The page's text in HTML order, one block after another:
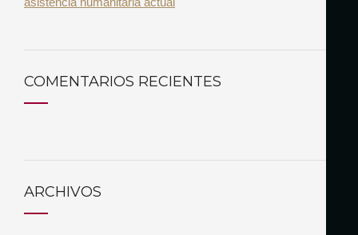
COMENTARIOS RECIENTES
ARCHIVOS